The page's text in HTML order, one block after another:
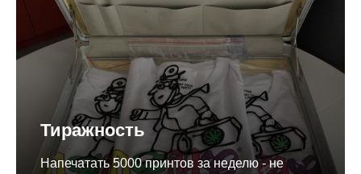
Тиражность
Напечатать 5000 принтов за неделю - не